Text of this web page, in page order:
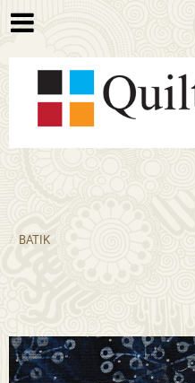
BATIK